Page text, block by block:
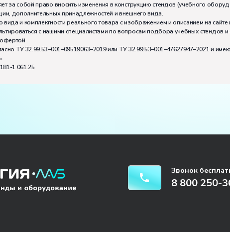
за собой право вносить изменения в конструкцию стендов (учебного
дополнительных принадлежностей и внешнего вида.
и комплектности реального товара с изображением и описанием на
с нашими специалистами по вопросам подбора учебных стендов
ТУ 32.99.53–001–09519063–2019 или ТУ 32.99.53–001–47627947–2021 и
1.061.25
Звонок
8 800 250-